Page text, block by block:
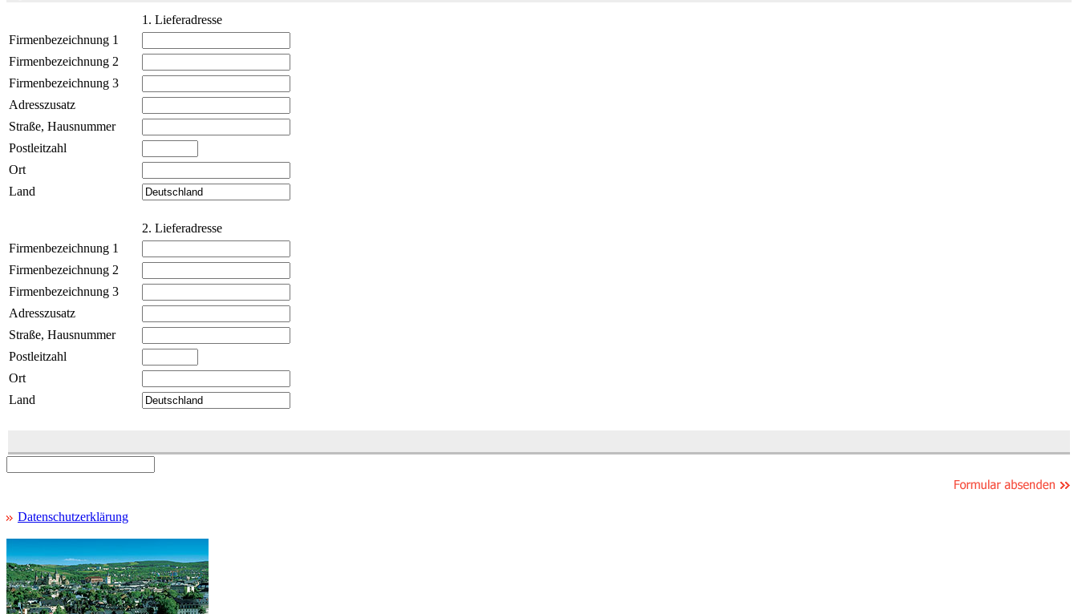
1. Lieferadresse
Firmenbezeichnung 1
Firmenbezeichnung 2
Firmenbezeichnung 3
Adresszusatz
Straße, Hausnummer
Postleitzahl
Ort
Land
2. Lieferadresse
Firmenbezeichnung 1
Firmenbezeichnung 2
Firmenbezeichnung 3
Adresszusatz
Straße, Hausnummer
Postleitzahl
Ort
Land
Datenschutzerklärung